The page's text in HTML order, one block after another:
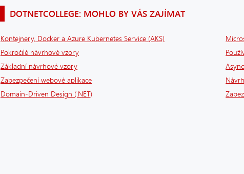
DOTNETCOLLEGE: MOHLO BY VÁS ZAJÍMAT
Kontejnery, Docker a Azure Kubernetes Service (AKS)
Pokročilé návrhové vzory
Základní návrhové vzory
Zabezpečení webové aplikace
Domain-Driven Design (.NET)